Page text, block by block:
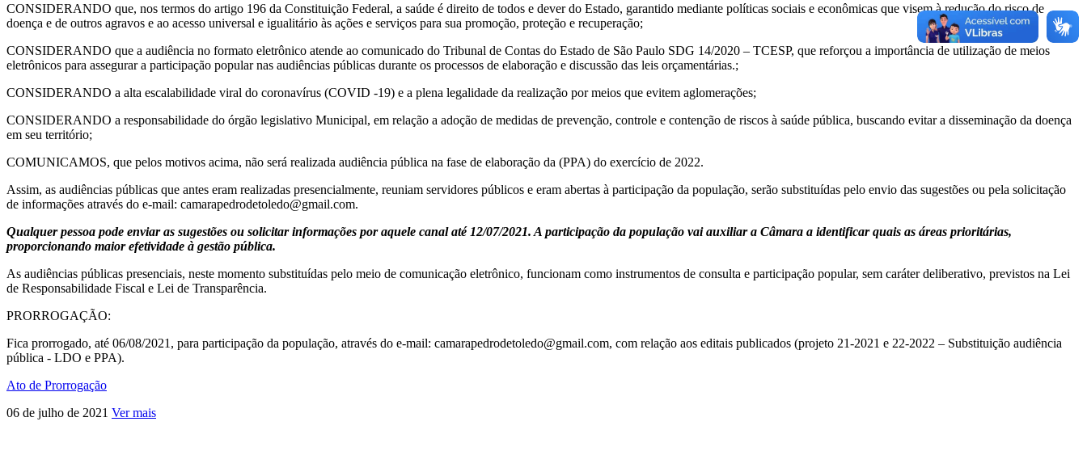
CONSIDERANDO que, nos termos do artigo 196 da Constituição Federal, a saúde é direito de todos e dever do Estado, garantido mediante políticas sociais e econômicas que visem à redução do risco de
doença e de outros agravos e ao acesso universal e igualitário às ações e serviços para sua promoção, proteção e recuperação;
CONSIDERANDO que a audiência no formato eletrônico atende ao comunicado do Tribunal de Contas do Estado de São Paulo SDG 14/2020 – TCESP, que reforçou a importância de utilização de meios
eletrônicos para assegurar a participação popular nas audiências públicas durante os processos de elaboração e discussão das leis orçamentárias.;
CONSIDERANDO a alta escalabilidade viral do coronavírus (COVID -19) e a plena legalidade da realização por meios que evitem aglomerações;
CONSIDERANDO a responsabilidade do órgão legislativo Municipal, em relação a adoção de medidas de prevenção, controle e contenção de riscos à saúde pública, buscando evitar a disseminação da doença
em seu território;
COMUNICAMOS, que pelos motivos acima, não será realizada audiência pública na fase de elaboração da (PPA) do exercício de 2022.
Assim, as audiências públicas que antes eram realizadas presencialmente, reuniam servidores públicos e eram abertas à participação da população, serão substituídas pelo envio das sugestões ou pela solicitação
de informações através do e-mail: camarapedrodetoledo@gmail.com.
Qualquer pessoa pode enviar as sugestões ou solicitar informações por aquele canal até 12/07/2021. A participação da população vai auxiliar a Câmara a identificar quais as áreas prioritárias,
proporcionando maior efetividade à gestão pública.
As audiências públicas presenciais, neste momento substituídas pelo meio de comunicação eletrônico, funcionam como instrumentos de consulta e participação popular, sem caráter deliberativo, previstos na Lei
de Responsabilidade Fiscal e Lei de Transparência.
PRORROGAÇÃO:
Fica prorrogado, até 06/08/2021, para participação da população, através do e-mail: camarapedrodetoledo@gmail.com, com relação aos editais publicados (projeto 21-2021 e 22-2022 – Substituição audiência
pública - LDO e PPA).
Ato de Prorrogação
06 de julho de 2021 Ver mais